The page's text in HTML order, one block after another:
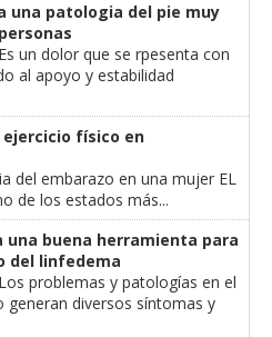
una patologia del pie muy
un dolor que se rpesenta con
al apoyo y estabilidad
físico en
del embarazo en una mujer EL
de los estados más...
una buena herramienta para
del linfedema
problemas y patologías en el
generan diversos síntomas y